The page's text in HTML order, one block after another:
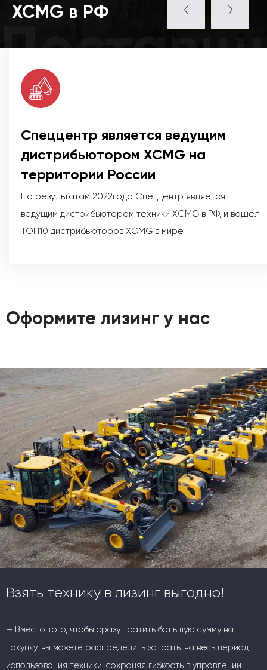
XCMG в РФ
Спеццентр является ведущим
дистрибьютором XCMG на
территории России
По результатам 2022года Спеццентр является
ведущим дистрибьютором техники XCMG в РФ, и вошел
ТОП10 дистрибьюторов XCMG в мире.
Оформите лизинг у нас
Взять технику в лизинг выгодно!
— Вместо того, чтобы сразу тратить большую сумму на
покупку, вы можете распределить затраты на весь период
использования техники, сохраняя гибкость в управлении